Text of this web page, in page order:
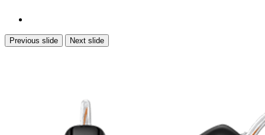
Previous slide Next slide